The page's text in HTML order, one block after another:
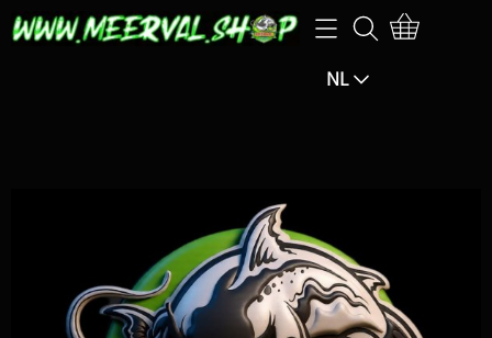
Home
SPECIALE AANBIEDINGEN -15% EXTRA KORTING op de
aangegeven prijs (de korting wordt berekend in het
NL